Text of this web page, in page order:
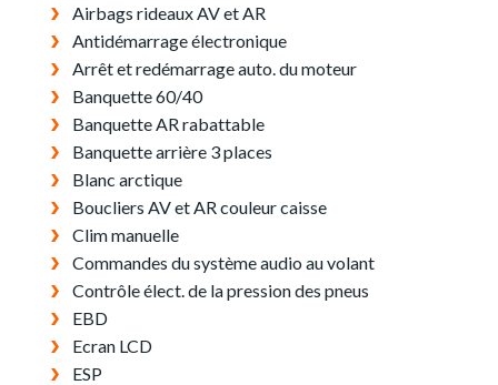
Airbags rideaux AV et AR
Antidémarrage électronique
Arrêt et redémarrage auto. du moteur
Banquette 60/40
Banquette AR rabattable
Banquette arrière 3 places
Blanc arctique
Boucliers AV et AR couleur caisse
Clim manuelle
Commandes du système audio au volant
Contrôle élect. de la pression des pneus
EBD
Ecran LCD
ESP